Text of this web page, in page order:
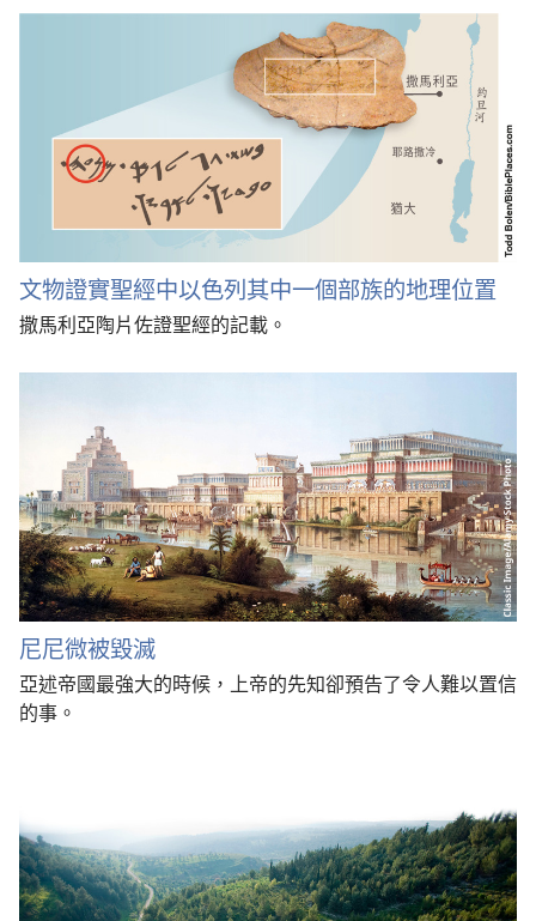
文物證實聖經中以色列其中一個部族的地理位置
撒馬利亞陶片佐證聖經的記載。
尼尼微被毀滅
亞述帝國最強大的時候，上帝的先知卻預告了令人難以置信
的事。